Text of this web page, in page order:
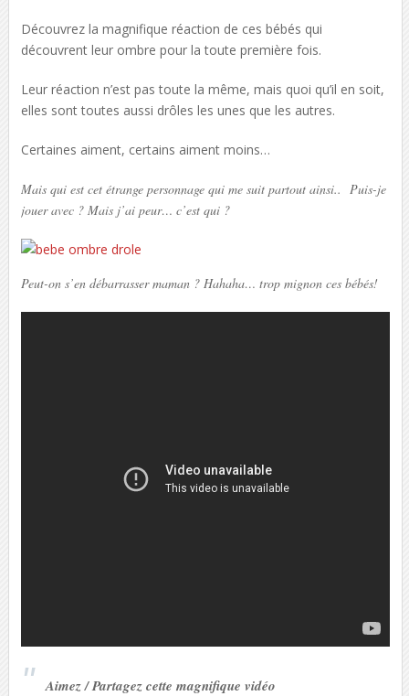
Découvrez la magnifique réaction de ces bébés qui
découvrent leur ombre pour la toute première fois.
Leur réaction n’est pas toute la même, mais quoi qu’il en soit,
elles sont toutes aussi drôles les unes que les autres.
Certaines aiment, certains aiment moins…
Mais qui est cet étrange personnage qui me suit partout ainsi.. Puis-je
jouer avec ? Mais j’ai peur… c’est qui ?
Peut-on s’en débarrasser maman ? Hahaha… trop mignon ces bébés!
Aimez / Partagez cette magnifique vidéo